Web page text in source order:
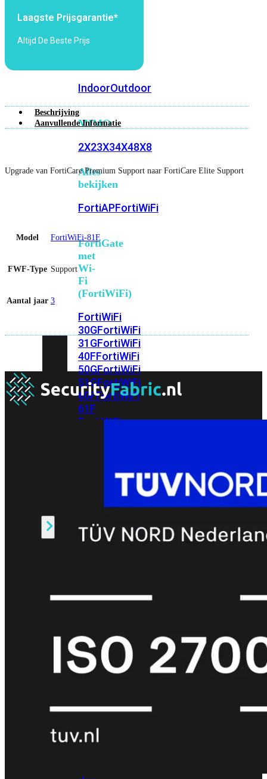
7
Wi-
IndoorOutdoor
MIMO
2X23X34X48X8
Alles
bekijken
FortiAPFortiWiFi
FortiGate
met
Wi-
Fi
(FortiWiFi)
FortiWiFi
30GFortiWiFi
31GFortiWiFi
40FFortiWiFi
50GFortiWiFi
51GFortiWiFi
60FFortiWiFi
61F
FortiWiFi
Alle
FortiCare
EssentialsFortiCare
Premium
FortiCare
Elite FortiCare
RMA
Laagste Prijsgarantie*
Altijd De Beste Prijs
Beschrijving
Aanvullende Informatie
Upgrade van FortiCare Premium Support naar FortiCare Elite Support
Model FortiWiFi-81F
FWF-Type Support
Aantal jaar 3